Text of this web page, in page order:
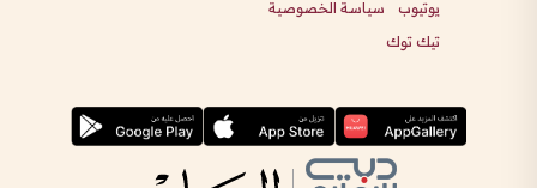
يوتيوب
تيك توك
سياسة الخصوصية